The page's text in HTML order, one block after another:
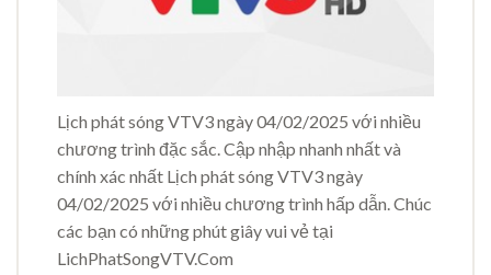
Lịch phát sóng VTV3 ngày 04/02/2025 với nhiều
chương trình đặc sắc. Cập nhập nhanh nhất và
chính xác nhất Lịch phát sóng VTV3 ngày
04/02/2025 với nhiều chương trình hấp dẫn. Chúc
các bạn có những phút giây vui vẻ tại
LichPhatSongVTV.Com